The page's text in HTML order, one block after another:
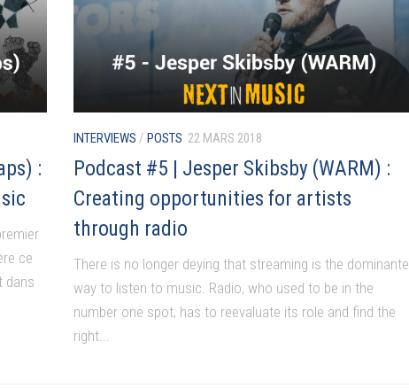
:
ce
dans
INTERVIEWS / POSTS 22 MARS 2018
Podcast #5 | Jesper Skibsby (WARM) :
Creating opportunities for artists
through radio
There is no longer deying that streaming is the dominante
way to listen to music. Radio, who used to be in the
number one spot, has to reevaluate its role and find the
right...